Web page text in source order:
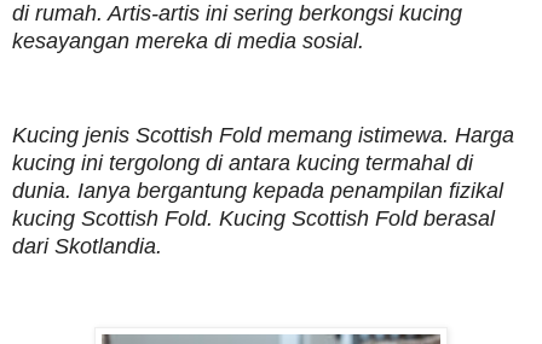
di rumah. Artis-artis ini sering berkongsi kucing
kesayangan mereka di media sosial.
Kucing jenis Scottish Fold memang istimewa. Harga
kucing ini tergolong di antara kucing termahal di
dunia. Ianya bergantung kepada penampilan fizikal
kucing Scottish Fold. Kucing Scottish Fold berasal
dari Skotlandia.